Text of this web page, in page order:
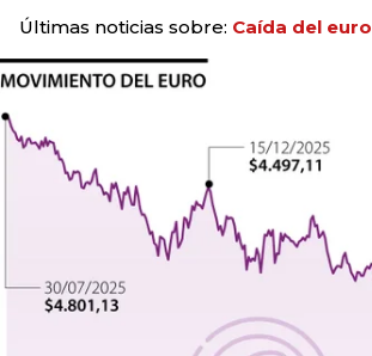
Últimas noticias sobre: Caída del euro